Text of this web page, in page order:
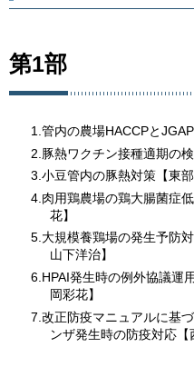
第1部
1.管内の農場HACCPと
2.豚熱ワクチン接種適期の
3.小豆管内の豚熱対策【東部
4.肉用鶏農場の鶏大腸菌症
花】
5.大規模養鶏場の発生予防
山下洋治】
6.HPAI発生時の例外協議運
岡彩花】
7.改正防疫マニュアルに基
ンザ発生時の防疫対応【